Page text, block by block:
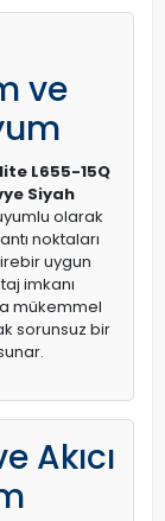
ve
L655-15Q
Siyah
olarak
noktaları
uygun
imkanı
mükemmel
sorunsuz bir
Akıcı